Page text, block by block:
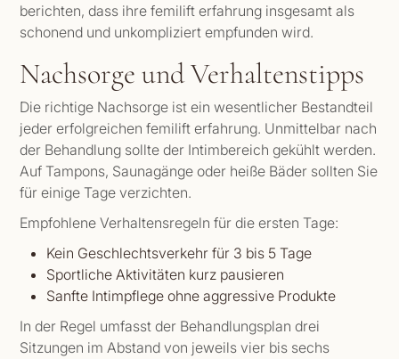
berichten, dass ihre femilift erfahrung insgesamt als
schonend und unkompliziert empfunden wird.
Nachsorge und Verhaltenstipps
Die richtige Nachsorge ist ein wesentlicher Bestandteil
jeder erfolgreichen femilift erfahrung. Unmittelbar nach
der Behandlung sollte der Intimbereich gekühlt werden.
Auf Tampons, Saunagänge oder heiße Bäder sollten Sie
für einige Tage verzichten.
Empfohlene Verhaltensregeln für die ersten Tage:
Kein Geschlechtsverkehr für 3 bis 5 Tage
Sportliche Aktivitäten kurz pausieren
Sanfte Intimpflege ohne aggressive Produkte
In der Regel umfasst der Behandlungsplan drei
Sitzungen im Abstand von jeweils vier bis sechs